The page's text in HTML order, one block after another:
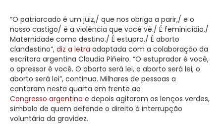
“O patriarcado é um juiz,/ que nos obriga a parir,/ e o
nosso castigo/ é a violência que você vê./ É feminicídio./
Maternidade como destino./ É estupro./ É aborto
clandestino”, diz a letra adaptada com a colaboração da
escritora argentina Claudia Piñeiro. “O estuprador é você,
o opressor é você. O aborto será lei, o aborto será lei, o
aborto será lei”, continua. Milhares de pessoas a
cantaram nesta quarta em frente ao
Congresso argentino e depois agitaram os lenços verdes,
símbolo de quem defende o direito à interrupção
voluntária da gravidez.